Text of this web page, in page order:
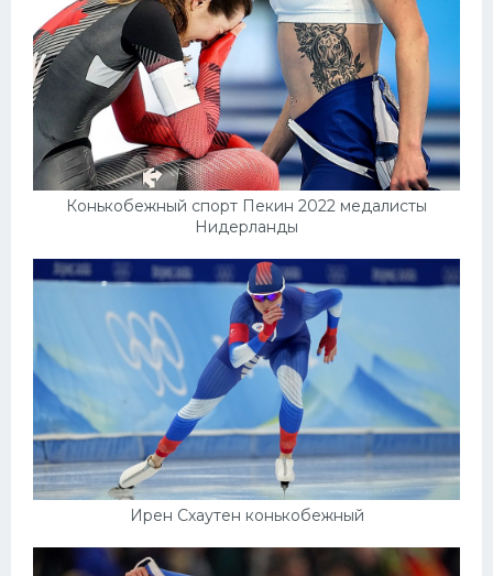
Конькобежный спорт Пекин 2022 медалисты
Нидерланды
Ирен Схаутен конькобежный